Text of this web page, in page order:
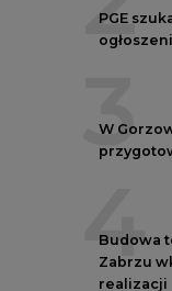
PGE
3
W
4
Budowa
Zabrzu
realizacji